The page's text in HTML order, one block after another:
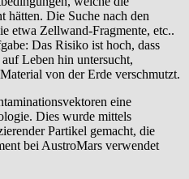
hätten. Die Suche nach den
etwa Zellwand-Fragmente, etc..
Das Risiko ist hoch, dass
Leben hin untersucht,
von der Erde verschmutzt.
eine
Dies wurde mittels
Partikel gemacht, die
bei AustroMars verwendet